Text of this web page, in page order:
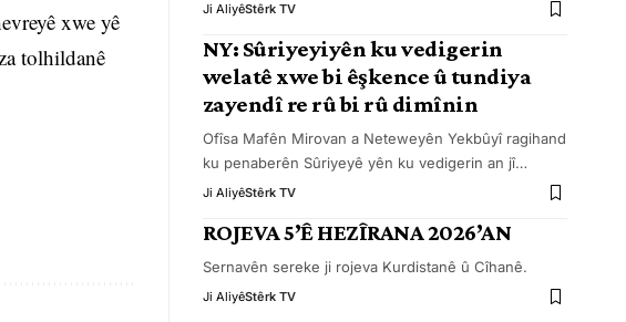
xwe yê
tolhildanê
Ji AliyêStêrk TV
NY: Sûriyeyiyên ku vedigerin
welatê xwe bi êşkence û tundiya
zayendî re rû bi rû dimînin
Ofîsa Mafên Mirovan a Neteweyên Yekbûyî ragihand
ku penaberên Sûriyeyê yên ku vedigerin an jî…
Ji AliyêStêrk TV
ROJEVA 5’Ê HEZÎRANA 2026’AN
Sernavên sereke ji rojeva Kurdistanê û Cîhanê.
Ji AliyêStêrk TV